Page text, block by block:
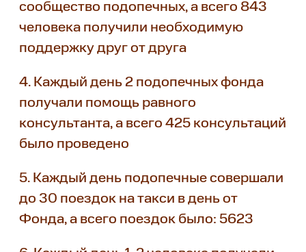
сообщество подопечных, а всего 843
человека получили необходимую
поддержку друг от друга
4. Каждый день 2 подопечных фонда
получали помощь равного
консультанта, а всего 425 консультаций
было проведено
5. Каждый день подопечные совершали
до 30 поездок на такси в день от
Фонда, а всего поездок было: 5623